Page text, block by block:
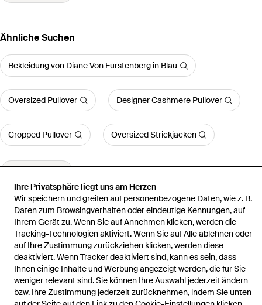
Ihre Privatsphäre liegt uns am Herzen
Wir speichern und greifen auf personenbezogene Daten, wie z. B.
Daten zum Browsingverhalten oder eindeutige Kennungen, auf
Ihrem Gerät zu. Wenn Sie auf Annehmen klicken, werden die
Tracking-Technologien aktiviert. Wenn Sie auf Alle ablehnen oder
auf Ihre Zustimmung zurückziehen klicken, werden diese
deaktiviert. Wenn Tracker deaktiviert sind, kann es sein, dass
Ihnen einige Inhalte und Werbung angezeigt werden, die für Sie
weniger relevant sind. Sie können Ihre Auswahl jederzeit ändern
bzw. Ihre Zustimmung jederzeit zurücknehmen, indem Sie unten
Ähnliche Suchen
Bekleidung von Diane Von Furstenberg in Blau
Oversized Pullover Designer Cashmere Pullover
Cropped Pullover Oversized Strickjacken
Startseite Damen Strickwaren
Diane von Furstenberg Strickwaren
Mehrfarbig